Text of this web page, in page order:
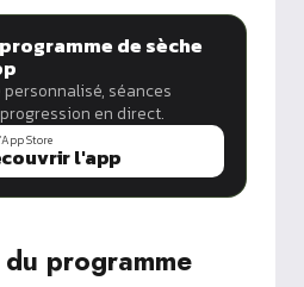
de sèche
personnalisé, séances
en direct.
Store
l'app
programme